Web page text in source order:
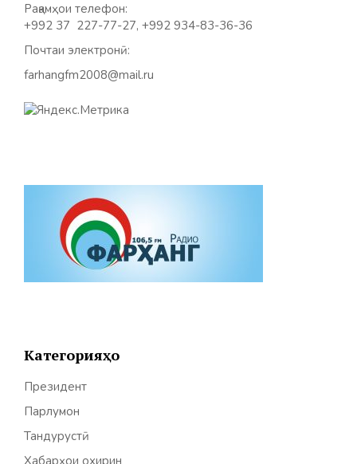
Рақамҳои телефон:
+992 37 227-77-27, +992 934-83-36-36
Почтаи электронӣ:
farhangfm2008@mail.ru
Категорияҳо
Президент
Парлумон
Тандурустӣ